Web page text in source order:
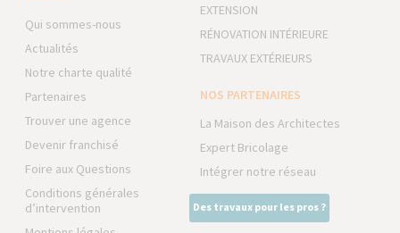
Qui sommes-nous
Actualités
Notre charte qualité
Partenaires
Trouver une agence
Devenir franchisé
Foire aux Questions
Conditions générales
d’intervention
EXTENSION
RÉNOVATION INTÉRIEURE
TRAVAUX EXTÉRIEURS
NOS PARTENAIRES
La Maison des Architectes
Expert Bricolage
Intégrer notre réseau
Des travaux pour les pros ?